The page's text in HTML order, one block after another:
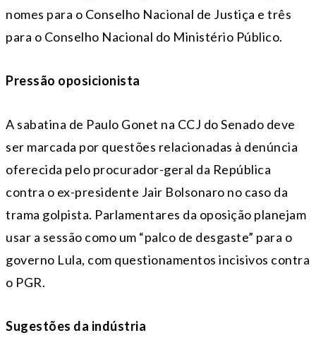
nomes para o Conselho Nacional de Justiça e três
para o Conselho Nacional do Ministério Público.
Pressão oposicionista
A sabatina de Paulo Gonet na CCJ do Senado deve
ser marcada por questões relacionadas à denúncia
oferecida pelo procurador-geral da República
contra o ex-presidente Jair Bolsonaro no caso da
trama golpista. Parlamentares da oposição planejam
usar a sessão como um “palco de desgaste” para o
governo Lula, com questionamentos incisivos contra
o PGR.
Sugestões da indústria